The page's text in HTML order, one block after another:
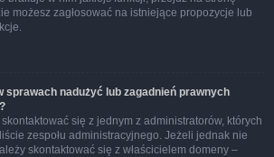
możesz zagłosować na istniejące propozycje lub
sprawach nadużyć lub zagadnień prawnych
się z jednym z administratorów, których
zespołu administracyjnego. Jeżeli jednak nie
skontaktować się z właścicielem domeny –